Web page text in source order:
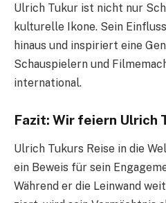
Ulrich Tukur ist nicht nur
kulturelle Ikone. Sein
hinaus und inspiriert eine
Schauspielern und
international.
Fazit: Wir feiern Ulrich
Ulrich Tukurs Reise in die
ein Beweis für sein
Während er die Leinwand